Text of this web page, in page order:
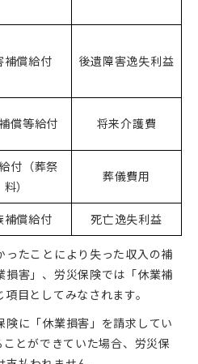
補償給付 後遺障害逸失利益
償等給付 将来介護費
付（葬祭
料）
葬儀費用
補償給付 死亡逸失利益
たことにより失った収入の補
害」、労災保険では「休業補
目としてみなされます。
に「休業損害」を請求してい
とができていた場合、労災保